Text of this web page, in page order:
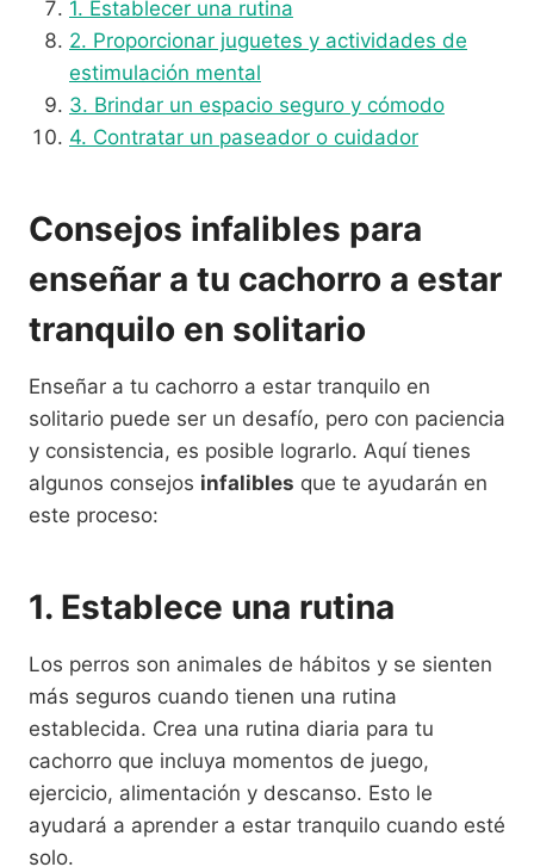
1. Establecer una rutina
2. Proporcionar juguetes y actividades de
estimulación mental
3. Brindar un espacio seguro y cómodo
4. Contratar un paseador o cuidador
Consejos infalibles para
enseñar a tu cachorro a estar
tranquilo en solitario
Enseñar a tu cachorro a estar tranquilo en
solitario puede ser un desafío, pero con paciencia
y consistencia, es posible lograrlo. Aquí tienes
algunos consejos infalibles que te ayudarán en
este proceso:
1. Establece una rutina
Los perros son animales de hábitos y se sienten
más seguros cuando tienen una rutina
establecida. Crea una rutina diaria para tu
cachorro que incluya momentos de juego,
ejercicio, alimentación y descanso. Esto le
ayudará a aprender a estar tranquilo cuando esté
solo.